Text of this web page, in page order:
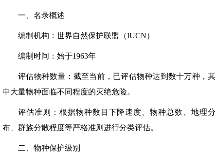
一、名录概述
编制机构：世界自然保护联盟（IUCN）
编制时间：始于1963年
评估物种数量：截至当前，已评估物种达到数十万种，其
中大量物种面临不同程度的灭绝危险。
评估准则：根据物种数目下降速度、物种总数、地理分
布、群族分散程度等严格准则进行分类评估。
二、物种保护级别